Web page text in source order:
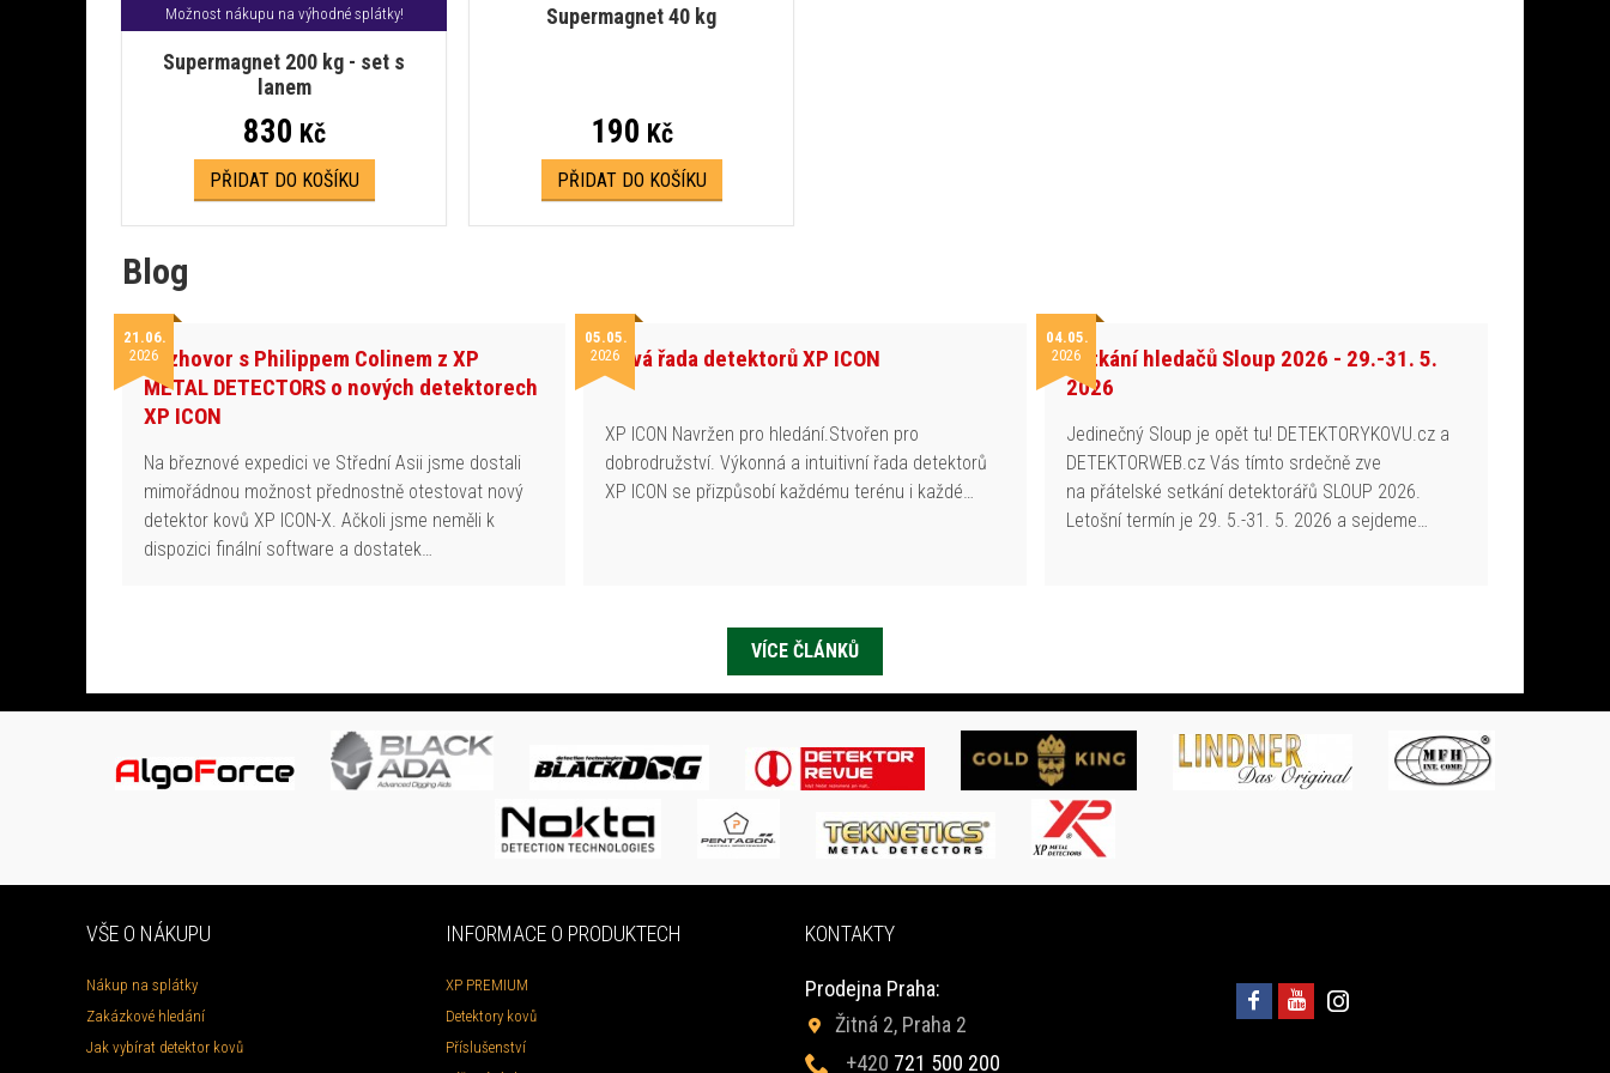
Možnost nákupu na výhodné splátky!
Supermagnet 200 kg - set s
lanem
830 Kč
PŘIDAT DO KOŠÍKU
Supermagnet 40 kg
190 Kč
PŘIDAT DO KOŠÍKU
Blog
21.06.
2026Rozhovor s Philippem Colinem z XP
METAL DETECTORS o nových detektorech
XP ICON
Na březnové expedici ve Střední Asii jsme dostali
mimořádnou možnost přednostně otestovat nový
detektor kovů XP ICON-X. Ačkoli jsme neměli k
dispozici finální software a dostatek…
05.05.
2026Nová řada detektorů XP ICON
XP ICON Navržen pro hledání.Stvořen pro
dobrodružství. Výkonná a intuitivní řada detektorů
XP ICON se přizpůsobí každému terénu i každé…
04.05.
2026Setkání hledačů Sloup 2026 - 29.-31. 5.
2026
Jedinečný Sloup je opět tu! DETEKTORYKOVU.cz a
DETEKTORWEB.cz Vás tímto srdečně zve
na přátelské setkání detektorářů SLOUP 2026.
Letošní termín je 29. 5.-31. 5. 2026 a sejdeme…
VÍCE ČLÁNKŮ
KONTAKTY
Prodejna Praha:
Žitná 2, Praha 2
+420 721 500 200
VŠE O NÁKUPU
Nákup na splátky
Zakázkové hledání
Jak vybírat detektor kovů
INFORMACE O PRODUKTECH
XP PREMIUM
Detektory kovů
Příslušenství